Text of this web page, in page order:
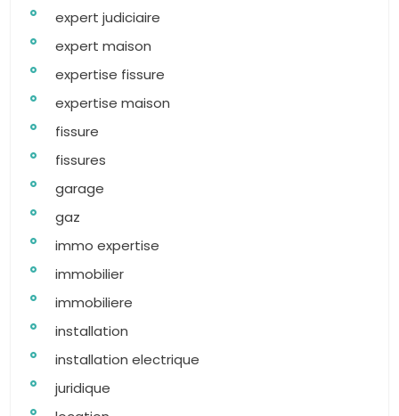
expert judiciaire
expert maison
expertise fissure
expertise maison
fissure
fissures
garage
gaz
immo expertise
immobilier
immobiliere
installation
installation electrique
juridique